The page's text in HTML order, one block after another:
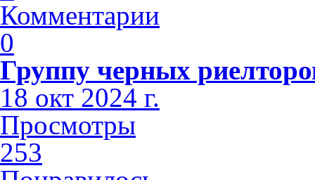
Комментарии
0
Группу черных
18 окт 2024 г.
Просмотры
253